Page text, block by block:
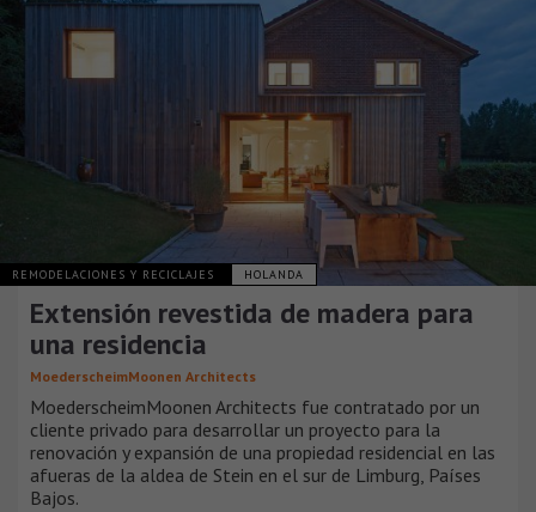
REMODELACIONES Y RECICLAJES HOLANDA
Extensión revestida de madera para
una residencia
MoederscheimMoonen Architects
MoederscheimMoonen Architects fue contratado por un
cliente privado para desarrollar un proyecto para la
renovación y expansión de una propiedad residencial en las
afueras de la aldea de Stein en el sur de Limburg, Países
Bajos.